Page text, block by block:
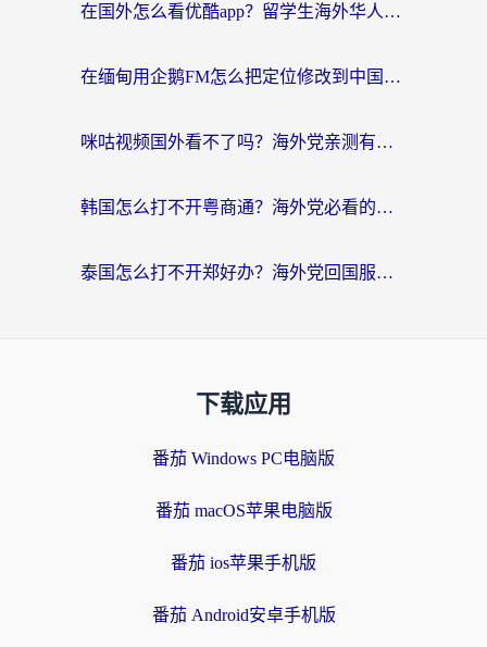
在国外怎么看优酷app？留学生海外华人必看的无限制追剧指南
在缅甸用企鹅FM怎么把定位修改到中国国内？海外党解决地域限制的实用指南
咪咕视频国外看不了吗？海外党亲测有效的回国加速解决方案
韩国怎么打不开粤商通？海外党必看的回国加速器选择指南（附加拿大农行俄罗斯有缘网解决方案）
泰国怎么打不开郑好办？海外党回国服务+影音追剧全搞定的实用指南
下载应用
番茄 Windows PC电脑版
番茄 macOS苹果电脑版
番茄 ios苹果手机版
番茄 Android安卓手机版